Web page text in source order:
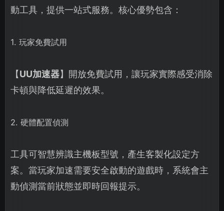
動工具，提供一站式服務。核心優勢包含：
1. 玩家免費試用
【UU加速器】開放免費試用，讓玩家實際感受消除
卡頓與降低延遲的效果。
2. 硬體配置偵測
工具可智慧辨識主機板型號，產生客製化設定方
案。當玩家加速需要安全啟動的遊戲時，系統會主
動偵測當前狀態並即時回報提示。